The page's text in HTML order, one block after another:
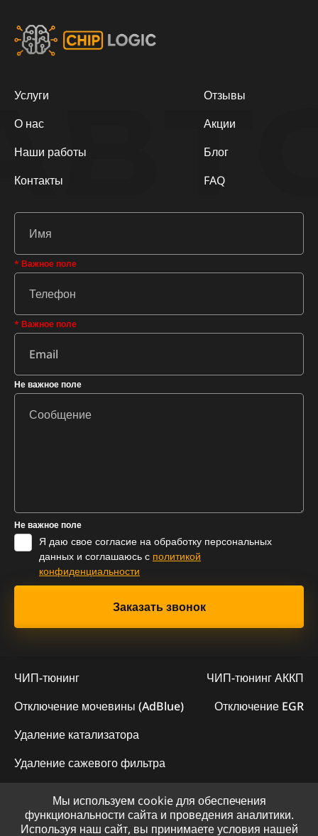
Услуги
О нас
Наши работы
Контакты
Отзывы
Акции
Блог
FAQ
* Важное поле
* Важное поле
Не важное поле
Не важное поле
Я даю свое согласие на обработку персональных
данных и соглашаюсь с политикой
конфиденциальности
ЧИП-тюнинг
ЧИП-тюнинг АККП
Отключение мочевины (AdBlue)
Отключение EGR
Удаление катализатора
Удаление сажевого фильтра
© 2023 - Официальный сайт "ChipLogic"
Мы используем cookie для обеспечения
функциональности сайта и проведения аналитики.
Используя наш сайт, вы принимаете условия нашей